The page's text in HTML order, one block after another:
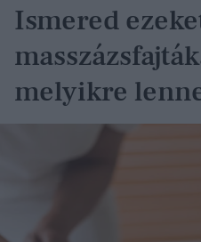
Ismered
melyikre